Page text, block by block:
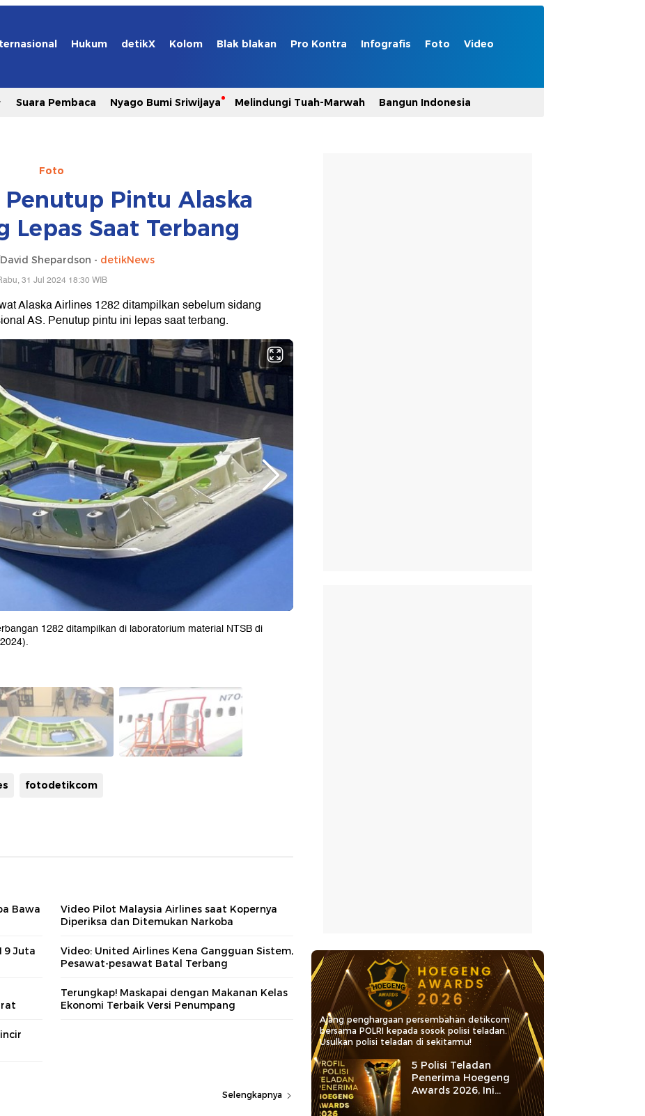
Hukum detikX Kolom Blak blakan Pro Kontra Infografis Foto Video
Suara Pembaca Nyago Bumi Sriwijaya Melindungi Tuah-Marwah Bangun Indonesia
Foto
Pintu Alaska
Lepas Saat Terbang
David Shepardson - detikNews
31 Jul 2024 18:30 WIB
Alaska Airlines 1282 ditampilkan sebelum sidang
AS. Penutup pintu ini lepas saat terbang.
1282 ditampilkan di laboratorium material NTSB di
fotodetikcom
Bawa
Video Pilot Malaysia Airlines saat Kopernya
Diperiksa dan Ditemukan Narkoba
Juta
Video: United Airlines Kena Gangguan Sistem,
Pesawat-pesawat Batal Terbang
Terungkap! Maskapai dengan Makanan Kelas
Ekonomi Terbaik Versi Penumpang
Selengkapnya
Ajang penghargaan persembahan detikcom
bersama POLRI kepada sosok polisi teladan.
Usulkan polisi teladan di sekitarmu!
5 Polisi Teladan
Penerima Hoegeng
Awards 2026, Ini
Kategori dan Kiprahnya